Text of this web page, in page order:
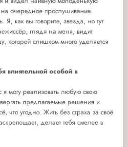
очередное прослушивание.
Я, как вы говорите, звезда, но тут
глядя на меня, видит
которой слишком много уделяется
влиятельной особой в
могу реализовать любую свою
предлагаемые решения и
что угодно. Жить без страха за своё
делает тебя смелее в